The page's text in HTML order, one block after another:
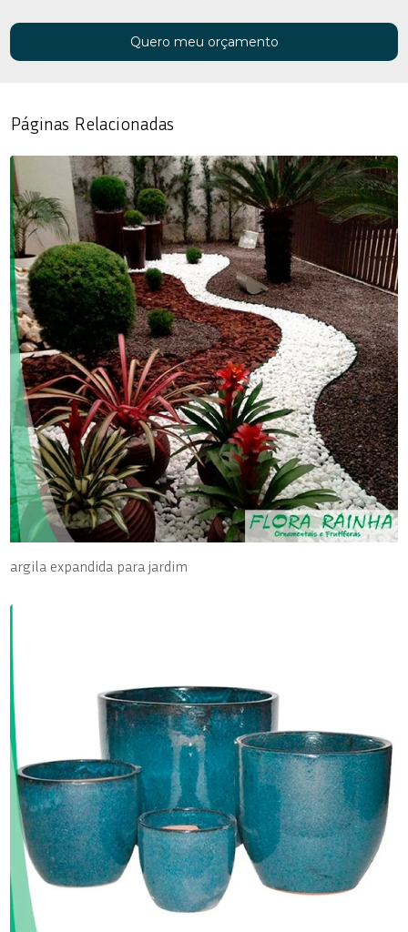
Quero meu orçamento
Páginas Relacionadas
argila expandida para jardim